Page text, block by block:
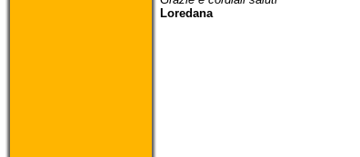
Loredana